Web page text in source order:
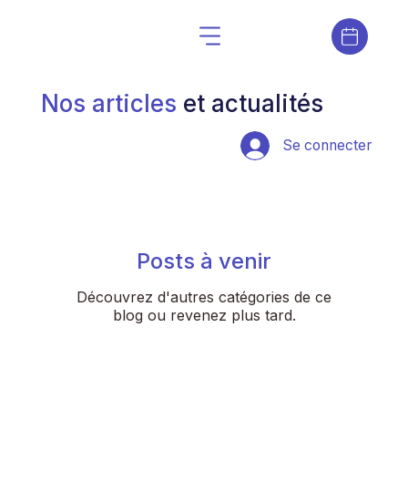
Nos articles et actualités
Se connecter
Posts à venir
Découvrez d'autres catégories de ce
blog ou revenez plus tard.